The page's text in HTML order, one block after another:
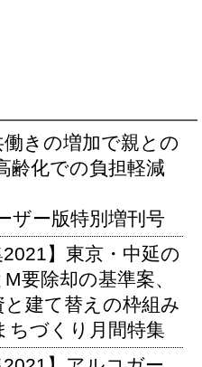
働きの増加で親との
齢化での負担軽減
ザー版特別増刊号
】東京・中延の
要除却の基準案、
建て替えの枠組み
ちづくり月間特集